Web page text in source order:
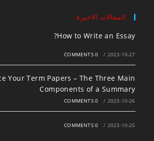
المقالات الاخيرة
How to Write an Essay?
2023-10-27
/
0 COMMENTS
Your Term Papers – The Three Main
Components of a Summary
2023-10-26
/
0 COMMENTS
2023-10-25
/
0 COMMENTS